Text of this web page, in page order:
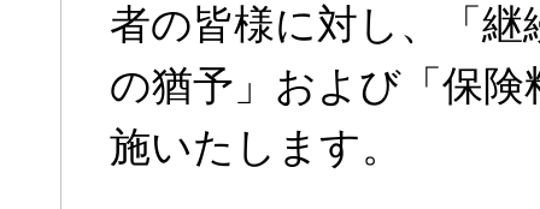
者の皆様に対し、「
の猶予」および「保
施いたします。